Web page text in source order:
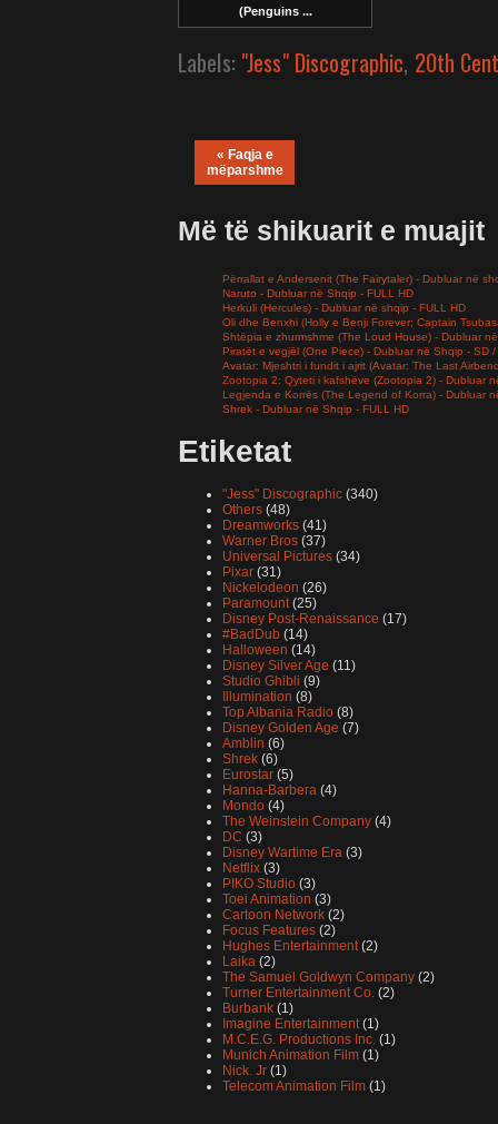
(Penguins ...
Labels: "Jess" Discographic, 20th
« Faqja e
mëparshme
Më të shikuarit e muajit
Përrallat e Andersenit (The Fairytaler) - Dubluar në
Naruto - Dubluar në Shqip - FULL HD
Herkuli (Hercules) - Dubluar në shqip - FULL HD
Oli dhe Benxhi (Holly e Benji Forever; Captain
Shtëpia e zhurmshme (The Loud House) - Dubluar
Piratët e vegjël (One Piece) - Dubluar në Shqip - SD /
Avatar: Mjeshtri i fundit i ajrit (Avatar: The Last
Zootopia 2: Qyteti i kafshëve (Zootopia 2) - Dubluar
Legjenda e Korrës (The Legend of Korra) - Dubluar
Shrek - Dubluar në Shqip - FULL HD
Etiketat
"Jess" Discographic (340)
Others (48)
Dreamworks (41)
Warner Bros (37)
Universal Pictures (34)
Pixar (31)
Nickelodeon (26)
Paramount (25)
Disney Post-Renaissance (17)
#BadDub (14)
Halloween (14)
Disney Silver Age (11)
Studio Ghibli (9)
Illumination (8)
Top Albania Radio (8)
Disney Golden Age (7)
Amblin (6)
Shrek (6)
Eurostar (5)
Hanna-Barbera (4)
Mondo (4)
The Weinstein Company (4)
DC (3)
Disney Wartime Era (3)
Netflix (3)
PIKO Studio (3)
Toei Animation (3)
Cartoon Network (2)
Focus Features (2)
Hughes Entertainment (2)
Laika (2)
The Samuel Goldwyn Company (2)
Turner Entertainment Co. (2)
Burbank (1)
Imagine Entertainment (1)
M.C.E.G. Productions Inc. (1)
Munich Animation Film (1)
Nick. Jr (1)
Telecom Animation Film (1)